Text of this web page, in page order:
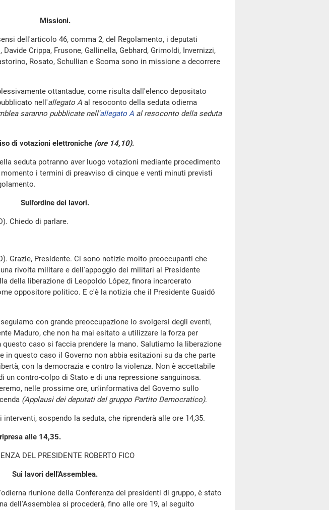
Missioni.
dell'articolo 46, comma 2, del Regolamento, i deputati
Crippa, Frusone, Gallinella, Gebhard, Grimoldi, Invernizzi,
Rosato, Schullian e Scoma sono in missione a decorrere
ottantadue, come risulta dall'elenco depositato
nell'allegato A al resoconto della seduta odierna
saranno pubblicate nell'allegato A al resoconto della seduta
di votazioni elettroniche (ore 14,10).
seduta potranno aver luogo votazioni mediante procedimento
i termini di preavviso di cinque e venti minuti previsti
Sull'ordine dei lavori.
). Chiedo di parlare.
). Grazie, Presidente. Ci sono notizie molto preoccupanti che
rivolta militare e dell'appoggio dei militari al Presidente
della liberazione di Leopoldo López, finora incarcerato
oppositore politico. E c'è la notizia che il Presidente Guaidó
con grande preoccupazione lo svolgersi degli eventi,
Maduro, che non ha mai esitato a utilizzare la forza per
caso si faccia prendere la mano. Salutiamo la liberazione
in questo caso il Governo non abbia esitazioni su da che parte
con la democrazia e contro la violenza. Non è accettabile
un contro-colpo di Stato e di una repressione sanguinosa.
nelle prossime ore, un'informativa del Governo sullo
(Applausi dei deputati del gruppo Partito Democratico).
sospendo la seduta, che riprenderà alle ore 14,35.
alle 14,35.
DEL PRESIDENTE ROBERTO FICO
Sui lavori dell'Assemblea.
riunione della Conferenza dei presidenti di gruppo, è stato
dell'Assemblea si procederà, fino alle ore 19, al seguito